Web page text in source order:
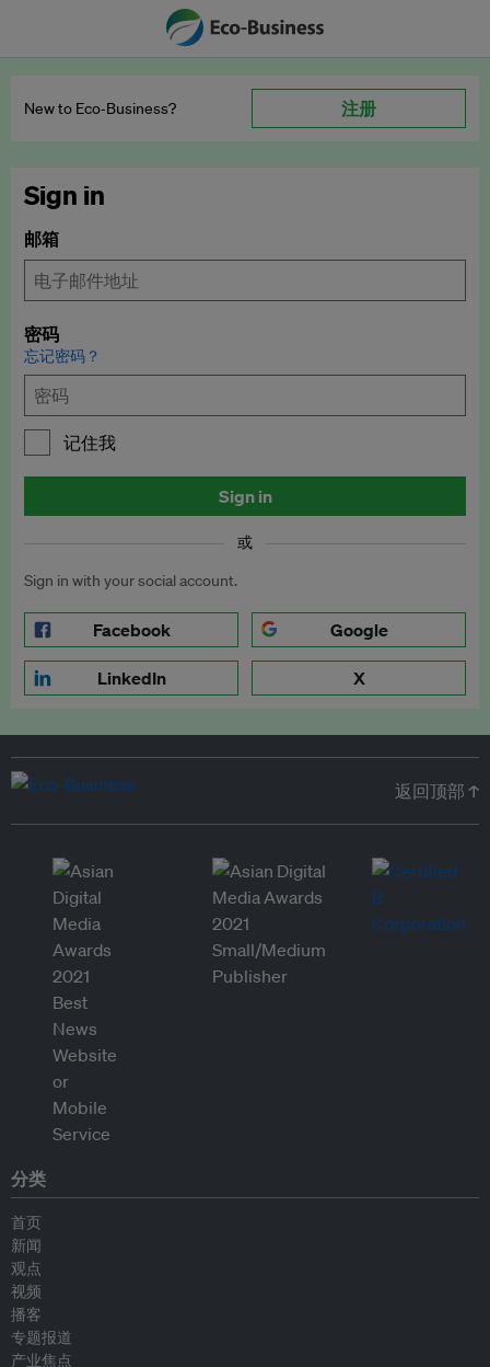
New to Eco‑Business? 注册
Sign in
邮箱
密码
忘记密码？
记住我
Sign in
或
Sign in with your social account.
Facebook Google
LinkedIn X
返回顶部 ↑
分类
首页
新闻
观点
视频
播客
专题报道
产业焦点